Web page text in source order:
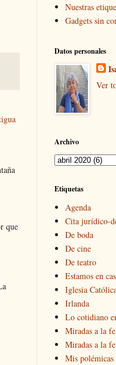
que
Nuestras
Gadgets sin
Datos personales
Ver
Archivo
Etiquetas
Agenda
Cita jurídico-
De boda
De cine
De teatro
Estamos en
Iglesia
Irlanda
Lo cotidiano
Miradas a la fe
Miradas a la
Mis polémicas